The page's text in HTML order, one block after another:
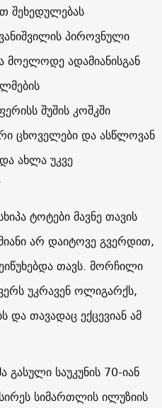
შეხედულებას
პიროვნული
მოელოდე ადამიანისგან
შუშის კოშკში
ცხოველები და ასწლოვან
ახლა უკვე
ტოტები მავნე თავის
არ დაიტოვე გვერდით,
თავს. მორჩილი
უკრავენ ოლიგარქს,
და თავადაც ექცევიან ამ
საუკუნის 70-იან
სიმართლის ილუზიის